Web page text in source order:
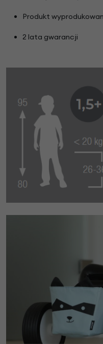
Produkt
2 lata gwarancji